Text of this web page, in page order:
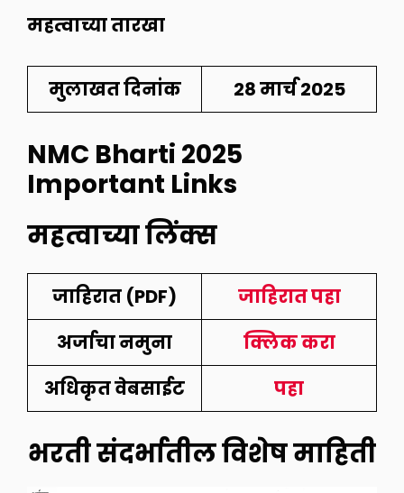
महत्वाच्या तारखा
मुलाखत दिनांक 28 मार्च 2025
NMC Bharti 2025
Important Links
महत्वाच्या लिंक्स
जाहिरात (PDF)
जाहिरात पहा
अर्जाचा नमुना
क्लिक करा
अधिकृत वेबसाईट
पहा
भरती संदर्भातील विशेष माहिती